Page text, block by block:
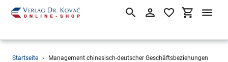
Direkt
SuchenEinloggen
Startseite › Management chinesisch-deutscher Geschäftsbeziehungen